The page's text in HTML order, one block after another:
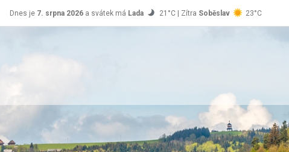
Dnes je 7. srpna 2026 a svátek má Lada 21°C | Zítra Soběslav 23°C